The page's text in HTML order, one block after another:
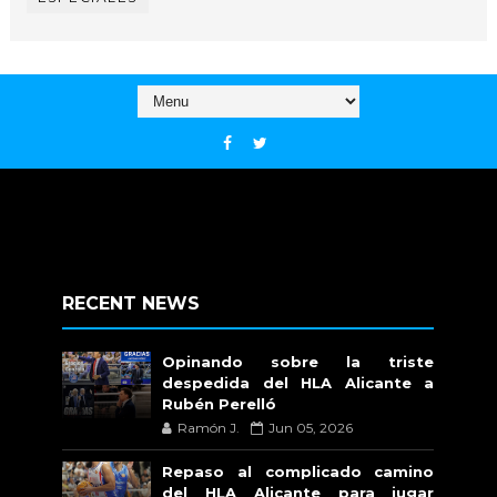
RECENT NEWS
Opinando sobre la triste
despedida del HLA Alicante a
Rubén Perelló
Ramón J. Jun 05, 2026
Repaso al complicado camino
del HLA Alicante para jugar